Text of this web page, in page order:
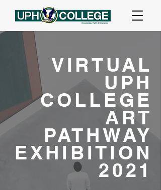
VIRTUAL
UPH
COLLEGE
ART
PATHWAY
EXHIBITION
2021